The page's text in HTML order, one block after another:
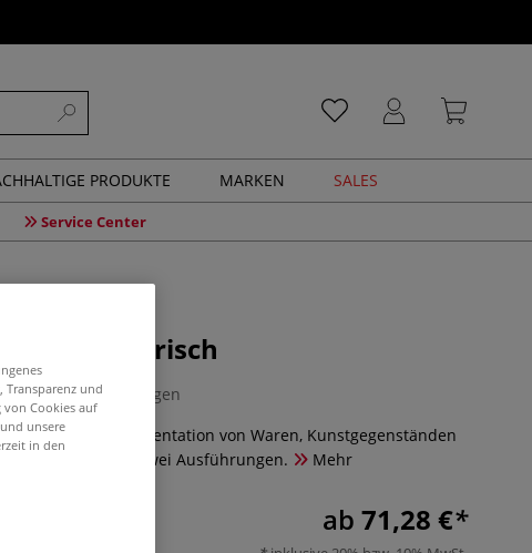
PRODUKTE MARKEN SALES
Service Center
elektrisch
0 Bewertungen
zur Präsentation von Waren, Kunstgegenständen
Erhältlich in zwei Ausführungen.
Mehr
ab 71,28 €
Transparenz und
von Cookies auf
unsere
in den